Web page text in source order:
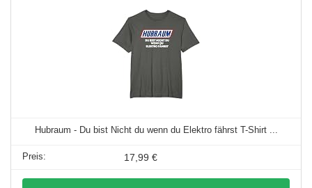
Hubraum - Du bist Nicht du wenn du Elektro fährst T-Shirt ...
17,99 €